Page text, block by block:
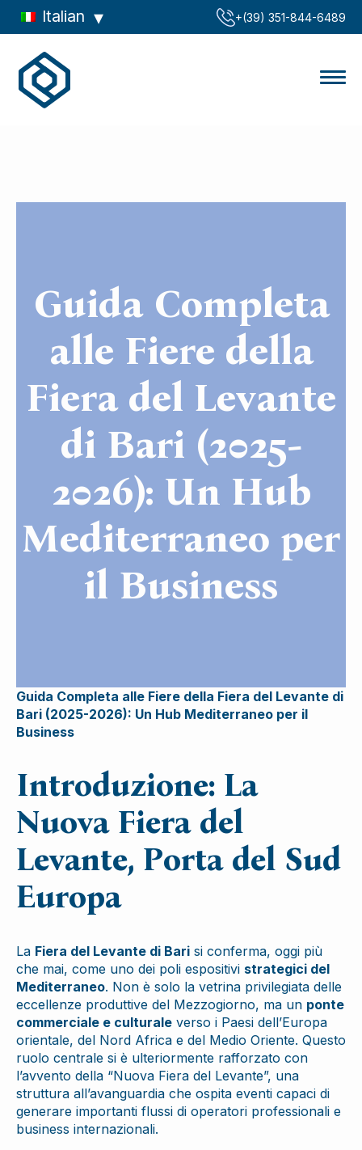
Italian ‪+(39) 351-844-6489‬
Guida Completa
alle Fiere della
Fiera del Levante
di Bari (2025-
2026): Un Hub
Mediterraneo per
il Business
Guida Completa alle Fiere della Fiera del Levante di
Bari (2025-2026): Un Hub Mediterraneo per il
Business
Introduzione: La
Nuova Fiera del
Levante, Porta del Sud
Europa
La Fiera del Levante di Bari si conferma, oggi più
che mai, come uno dei poli espositivi strategici del
Mediterraneo. Non è solo la vetrina privilegiata delle
eccellenze produttive del Mezzogiorno, ma un ponte
commerciale e culturale verso i Paesi dell’Europa
orientale, del Nord Africa e del Medio Oriente. Questo
ruolo centrale si è ulteriormente rafforzato con
l’avvento della “Nuova Fiera del Levante”, una
struttura all’avanguardia che ospita eventi capaci di
generare importanti flussi di operatori professionali e
business internazionali.